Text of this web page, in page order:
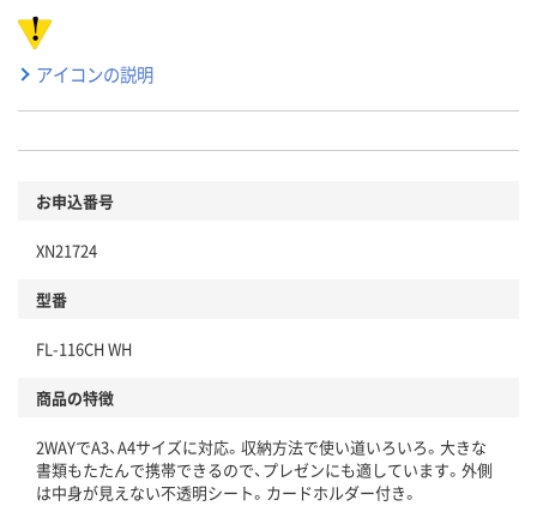
アイコンの説明
お申込番号
XN21724
型番
FL-116CH WH
商品の特徴
2WAYでA3、A4サイズに対応。収納方法で使い道いろいろ。大きな
書類もたたんで携帯できるので、プレゼンにも適しています。外側
は中身が見えない不透明シート。カードホルダー付き。